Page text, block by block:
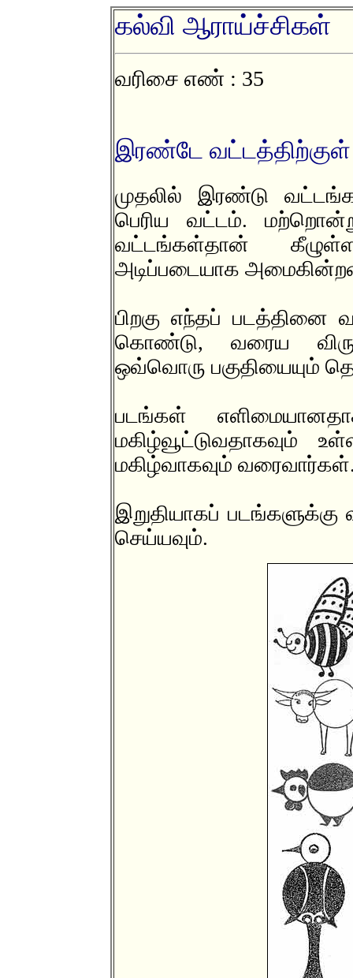
கல்வி ஆராய்ச்சிகள்
வரிசை எண் : 35
இரண்டே
முதலில் இரண்டு
பெரிய வட்டம்.
வட்டங்கள்தான்
அடிப்படையாக
பிறகு எந்தப் படத்தினை
கொண்டு, வரைய
ஒவ்வொரு பகுதியையும்
படங்கள்
மகிழ்வூட்டுவதாகவும்
மகிழ்வாகவும்
இறுதியாகப்
செய்யவும்.